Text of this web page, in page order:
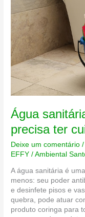
Água
precisa ter
Deixe um comentário
EFFY /Ambiental
A água sanitária é
menos: seu poder
e desinfete pisos e
quebra, pode atuar
produto coringa para